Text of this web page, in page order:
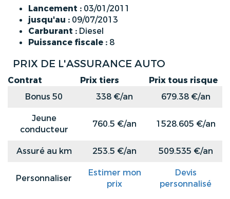
Lancement : 03/01/2011
jusqu'au : 09/07/2013
Carburant : Diesel
Puissance fiscale : 8
PRIX DE L'ASSURANCE AUTO
Contrat Prix tiers
Prix tous risque
Bonus 50
338 €/an
679.38 €/an
Jeune
conducteur
760.5 €/an 1528.605 €/an
Assuré au km 253.5 €/an 509.535 €/an
Personnaliser
Estimer mon
prix
Devis
personnalisé